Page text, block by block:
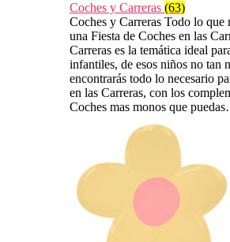
Coches y Carreras (63)
Coches y Carreras Todo lo que
una Fiesta de Coches en las
Carreras es la temática ideal
infantiles, de esos niños no tan
encontrarás todo lo necesario
en las Carreras, con los
Coches mas monos que